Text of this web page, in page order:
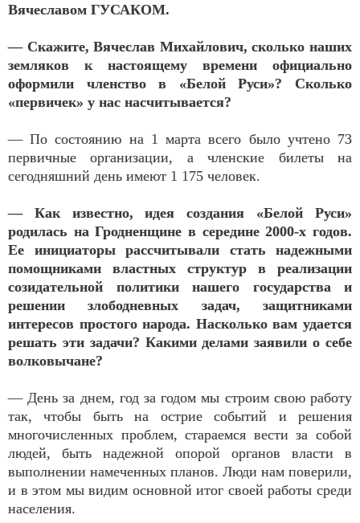
Вячеславом ГУСАКОМ.
— Скажите, Вячеслав Михайлович, сколько наших
земляков к настоящему времени официально
оформили членство в «Белой Руси»? Сколько
«первичек» у нас насчитывается?
— По состоянию на 1 марта всего было учтено 73
первичные организации, а членские билеты на
сегодняшний день имеют 1 175 человек.
— Как известно, идея создания «Белой Руси»
родилась на Гродненщине в середине 2000-х годов.
Ее инициаторы рассчитывали стать надежными
помощниками властных структур в реализации
созидательной политики нашего государства и
решении злободневных задач, защитниками
интересов простого народа. Насколько вам удается
решать эти задачи? Какими делами заявили о себе
волковычане?
— День за днем, год за годом мы строим свою работу
так, чтобы быть на острие событий и решения
многочисленных проблем, стараемся вести за собой
людей, быть надежной опорой органов власти в
выполнении намеченных планов. Люди нам поверили,
и в этом мы видим основной итог своей работы среди
населения.